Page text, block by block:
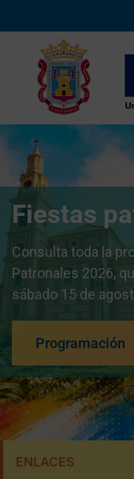
Fiestas
Consulta toda la
Patronales 2026,
sábado 15 de
Programación
ENLACES